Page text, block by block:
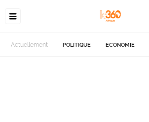
Actuellement POLITIQUE ECONOMIE